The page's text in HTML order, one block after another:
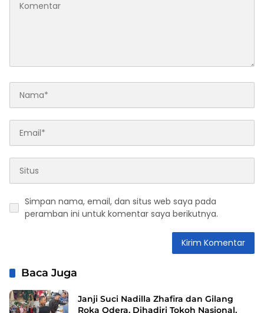
Simpan nama, email, dan situs web saya pada
peramban ini untuk komentar saya berikutnya.
Baca Juga
Janji Suci Nadilla Zhafira dan Gilang
Roka Odera, Dihadiri Tokoh Nasional,